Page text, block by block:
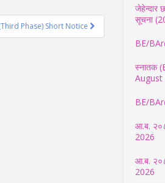
Phase) Short Notice
जेहेन्दार
सूचना
BE/
स्नातक
August
BE/
आ.ब.
2026
आ.ब.
2026